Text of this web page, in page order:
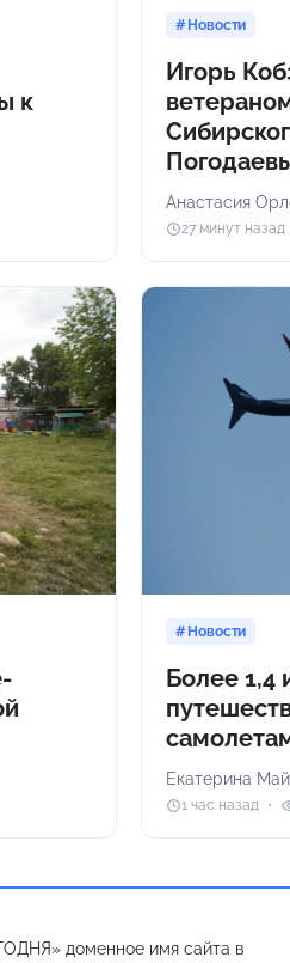
к
Новости
Игорь
Анастасия
27 минут назад
Новости
Более 1,4
Екатерина
1 час назад
доменное имя сайта в